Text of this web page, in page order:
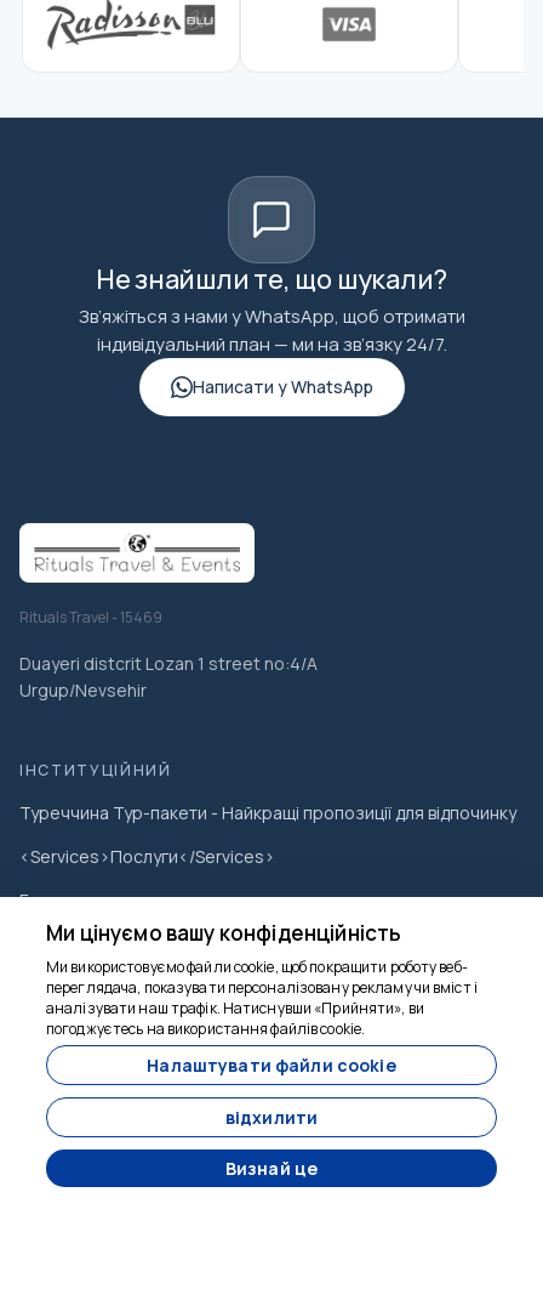
Не знайшли те, що шукали?
Зв’яжіться з нами у WhatsApp, щоб отримати
індивідуальний план — ми на зв’язку 24/7.
Написати у WhatsApp
Rituals Travel - 15469
Duayeri distcrit Lozan 1 street no:4/A
Urgup/Nevsehir
ІНСТИТУЦІЙНИЙ
Туреччина Тур-пакети - Найкращі пропозиції для відпочинку
<Services>Послуги</Services>
Галерея
Про нас
спілкування
блоги
Договір дистанційних продажів
Політика конфіденційності
Скасування та повернення
Ми цінуємо вашу конфіденційність
Ми використовуємо файли cookie, щоб покращити роботу веб-
переглядача, показувати персоналізовану рекламу чи вміст і
аналізувати наш трафік. Натиснувши «Прийняти», ви
погоджуєтесь на використання файлів cookie.
Налаштувати файли cookie
відхилити
Визнай це
Ми тут, щоб
допомогти